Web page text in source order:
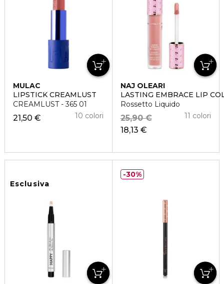
MULAC
LIPSTICK CREAMLUST
CREAMLUST - 365 01
21,50 € 10 colori
NAJ OLEARI
LASTING EMBRACE LIP
Rossetto Liquido
18,13 €
25,90 € 11 colori
Esclusiva
30%